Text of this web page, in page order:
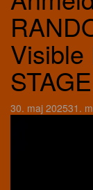
Visible
30. maj 202531.